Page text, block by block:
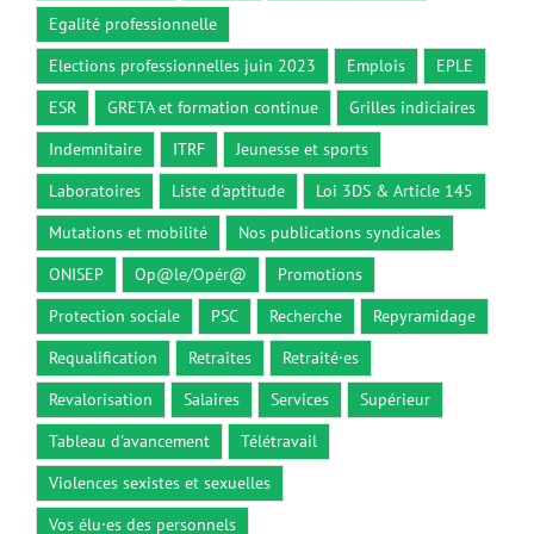
Egalité professionnelle
Elections professionnelles juin 2023
Emplois
EPLE
ESR
GRETA et formation continue
Grilles indiciaires
Indemnitaire
ITRF
Jeunesse et sports
Laboratoires
Liste d'aptitude
Loi 3DS & Article 145
Mutations et mobilité
Nos publications syndicales
ONISEP
Op@le/Opér@
Promotions
Protection sociale
PSC Recherche
Repyramidage
Requalification
Retraites
Retraité·es
Revalorisation
Salaires Services
Supérieur
Tableau d'avancement
Télétravail
Violences sexistes et sexuelles
Vos élu·es des personnels